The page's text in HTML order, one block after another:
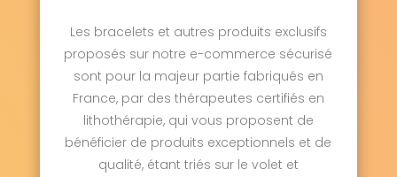
Les bracelets et autres produits exclusifs
proposés sur notre e-commerce sécurisé
sont pour la majeur partie fabriqués en
France, par des thérapeutes certifiés en
lithothérapie, qui vous proposent de
bénéficier de produits exceptionnels et de
qualité, étant triés sur le volet et